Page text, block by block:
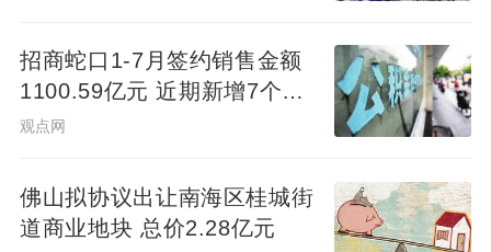
招商蛇口1-7月签约销售金额
1100.59亿元 近期新增7个项
目
观点网
佛山拟协议出让南海区桂城街
道商业地块 总价2.28亿元